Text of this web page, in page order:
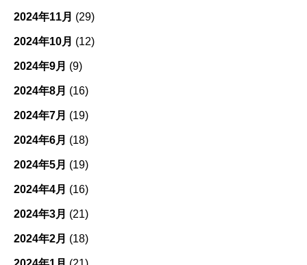
2024年11月 (29)
2024年10月 (12)
2024年9月 (9)
2024年8月 (16)
2024年7月 (19)
2024年6月 (18)
2024年5月 (19)
2024年4月 (16)
2024年3月 (21)
2024年2月 (18)